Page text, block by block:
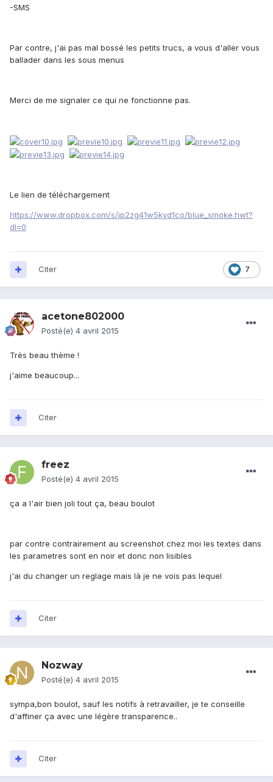
-SMS
Par contre, j'ai pas mal bossé les petits trucs, a vous d'aller vous
ballader dans les sous menus
Merci de me signaler ce qui ne fonctionne pas.
Le lien de téléchargement
https://www.dropbox.com/s/jp2zg41w5kyd1co/blue_smoke.hwt?
dl=0
7
Citer
acetone802000
Posté(e) 4 avril 2015
Très beau thème !
j'aime beaucoup...
Citer
freez
Posté(e) 4 avril 2015
ça a l'air bien joli tout ça, beau boulot
par contre contrairement au screenshot chez moi les textes dans
les parametres sont en noir et donc non lisibles
j'ai du changer un reglage mais là je ne vois pas lequel
Citer
Nozway
Posté(e) 4 avril 2015
sympa,bon boulot, sauf les notifs à retravailler, je te conseille
d'affiner ça avec une légère transparence..
Citer